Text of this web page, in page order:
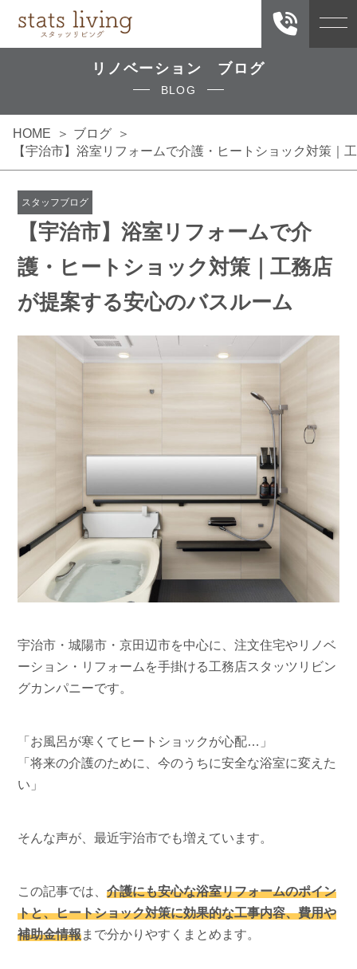
リノベーション ブログ
BLOG
HOME
ブログ
【宇治市】浴室リフォームで介護・ヒートショック対策｜
スタッフブログ
【宇治市】浴室リフォームで介
護・ヒートショック対策｜工務店
が提案する安心のバスルーム
宇治市・城陽市・京田辺市を中心に、注文住宅やリノベ
ーション・リフォームを手掛ける工務店スタッツリビン
グカンパニーです。
「お風呂が寒くてヒートショックが心配…」
「将来の介護のために、今のうちに安全な浴室に変えた
い」
そんな声が、最近宇治市でも増えています。
この記事では、介護にも安心な浴室リフォームのポイン
トと、ヒートショック対策に効果的な工事内容、費用や
補助金情報まで分かりやすくまとめます。